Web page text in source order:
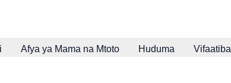
Afya ya Mama na Mtoto Huduma Vifaatiba